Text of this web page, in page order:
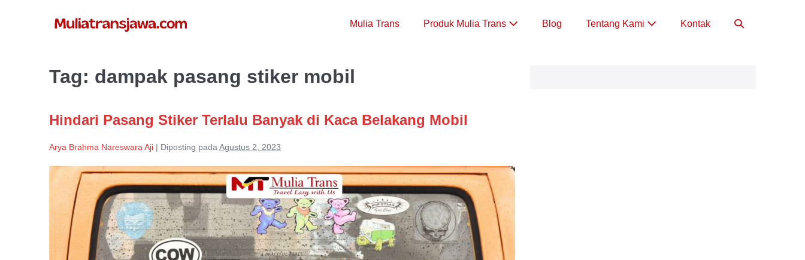
Mulia Trans Produk Mulia Trans Blog Tentang Kami Kontak
Toggle
Tag: dampak pasang stiker mobil
Hindari Pasang Stiker Terlalu Banyak di Kaca Belakang Mobil
Arya Brahma Nareswara Aji | Diposting pada Agustus 2, 2023
Hindari
Pasang
Stiker
Terlalu
Banyak
di